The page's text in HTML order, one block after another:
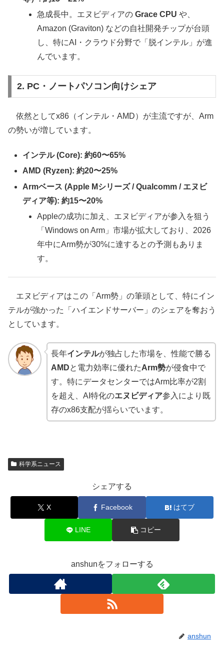
急成長中。エヌビディアのGrace CPU や、
Amazon (Graviton) などの自社開発チップが台頭
し、特にAI・クラウド分野で「脱インテル」が進
んでいます。
2. PC・ノートパソコン向けシェア
依然としてx86（インテル・AMD）が主流ですが、Arm
の勢いが増しています。
インテル (Core): 約60〜65%
AMD (Ryzen): 約20〜25%
Armベース (Apple Mシリーズ / Qualcomm / エヌビ
ディア等): 約15〜20%
Appleの成功に加え、エヌビディアが参入を狙う
「Windows on Arm」市場が拡大しており、2026
年中にArm勢が30%に達するとの予測もありま
す。
エヌビディアはこの「Arm勢」の筆頭として、特にイン
テルが強かった「ハイエンドサーバー」のシェアを奪おう
としています。
長年インテルが独占した市場を、性能で勝る
AMDと電力効率に優れたArm勢が侵食中で
す。特にデータセンターではArm比率が2割
を超え、AI特化のエヌビディア参入により既
存のx86支配が揺らいでいます。
科学系ニュース
シェアする
X Facebook はてブ
LINE コピー
anshunをフォローする
anshun